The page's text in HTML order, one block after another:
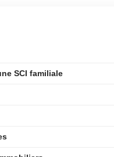
SCI familiale